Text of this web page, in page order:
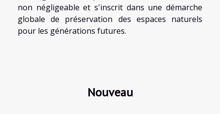
non négligeable et s'inscrit dans une démarche
globale de préservation des espaces naturels
pour les générations futures.
Nouveau